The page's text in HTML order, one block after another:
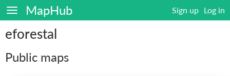
MapHub Sign up Log in
eforestal
Public maps